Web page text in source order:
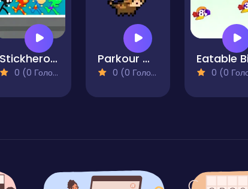
Stickhero Party 4 Player
0 (0 Голосів)
Parkour Cat
0 (0 Голосів) 0 (0